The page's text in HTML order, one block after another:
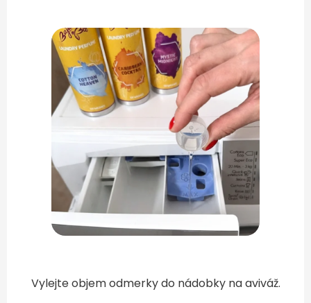
Vylejte objem odmerky do nádobky na aviváž.